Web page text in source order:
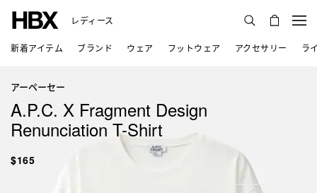
レディース
新着アイテム ブランド ウェア フットウェア アクセサリー ラ
アーペーセー
A.P.C. X Fragment Design
Renunciation T-Shirt
$165